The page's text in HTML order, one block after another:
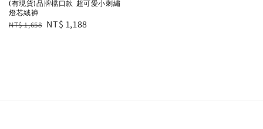
(有現貨)品牌檔口款 超可愛小刺繡
燈芯絨褲
Regular
NT$ 1,658 Sale
NT$ 1,188